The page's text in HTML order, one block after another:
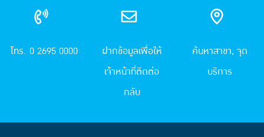
โทร. 0 2695 0000
ฝากข้อมูลเพื่อให้
เจ้าหน้าที่ติดต่อ
กลับ
ค้นหาสาขา, จุด
บริการ